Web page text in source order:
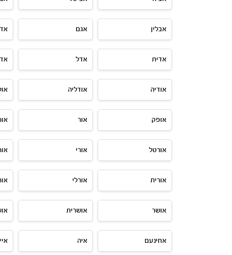
אבלין אגם
אדית אדל
אודיה אודליה
אופק אור
אורטל אורי
אורית אורלי
אושר אושרית
אחינעם איה